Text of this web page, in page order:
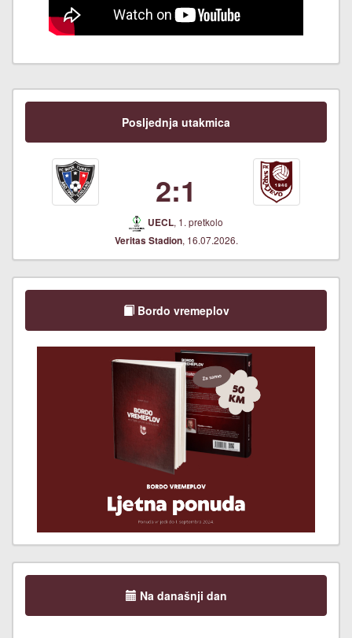
Posljednja utakmica
2:1
UECL, 1. pretkolo
Veritas Stadion, 16.07.2026.
Bordo vremeplov
Na današnji dan